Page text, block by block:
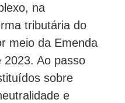
na
tributária do
meio da Emenda
2023. Ao passo
sobre
e